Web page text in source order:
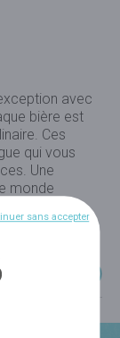
avec
bière est
Ces
qui vous
Une
monde
sans accepter